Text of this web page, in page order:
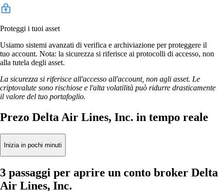
Proteggi i tuoi asset
Usiamo sistemi avanzati di verifica e archiviazione per proteggere il
tuo account. Nota: la sicurezza si riferisce ai protocolli di accesso, non
alla tutela degli asset.
La sicurezza si riferisce all'accesso all'account, non agli asset. Le
criptovalute sono rischiose e l'alta volatilità può ridurre drasticamente
il valore del tuo portafoglio.
Prezo Delta Air Lines, Inc. in tempo reale
Inizia in pochi minuti
3 passaggi per aprire un conto broker Delta
Air Lines, Inc.